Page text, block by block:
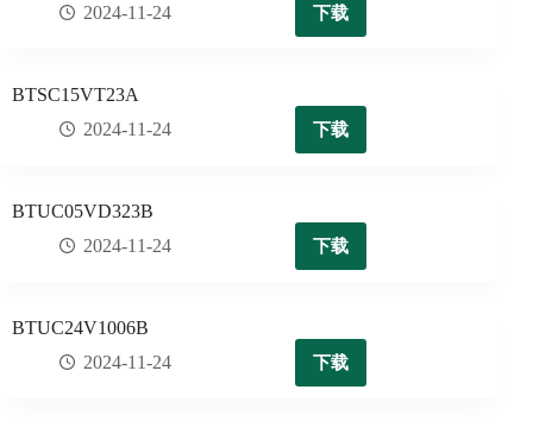
2024-11-24
下载
BTSC15VT23A
2024-11-24
下载
BTUC05VD323B
2024-11-24
下载
BTUC24V1006B
2024-11-24
下载